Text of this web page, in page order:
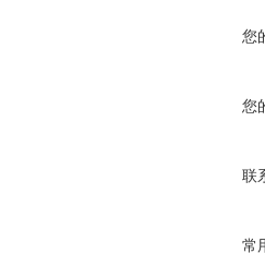
您
您
联
常